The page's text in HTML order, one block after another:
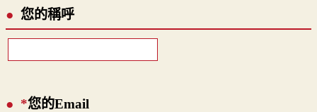
您的稱呼
*您的Email